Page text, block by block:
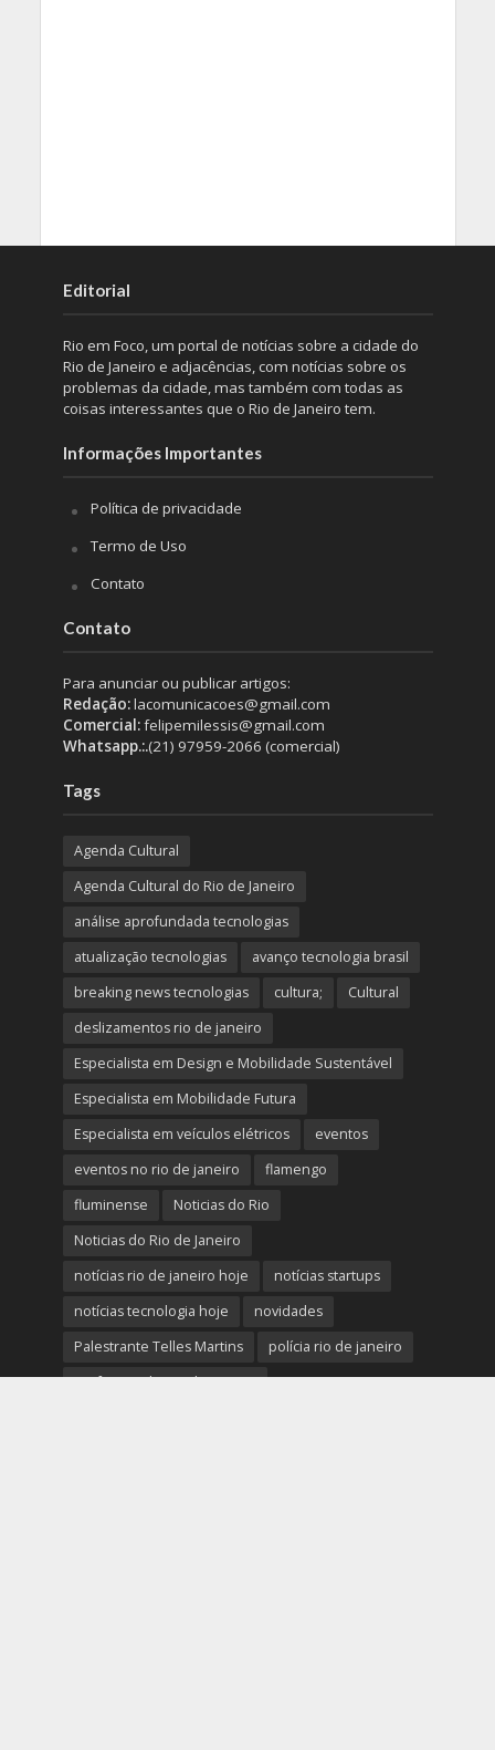
Editorial
Rio em Foco, um portal de notícias sobre a cidade do
Rio de Janeiro e adjacências, com notícias sobre os
problemas da cidade, mas também com todas as
coisas interessantes que o Rio de Janeiro tem.
Informações Importantes
Política de privacidade
Termo de Uso
Contato
Contato
Para anunciar ou publicar artigos:
Redação:lacomunicacoes@gmail.com
Comercial:felipemilessis@gmail.com
Whatsapp.:.(21) 97959-2066 (comercial)
Tags
Agenda Cultural
Agenda Cultural do Rio de Janeiro
análise aprofundada tecnologias
atualização tecnologias
avanço tecnologia brasil
breaking news tecnologias
cultura;
Cultural
deslizamentos rio de janeiro
Especialista em Design e Mobilidade Sustentável
Especialista em Mobilidade Futura
Especialista em veículos elétricos
eventos
eventos no rio de janeiro
flamengo
fluminense
Noticias do Rio
Noticias do Rio de Janeiro
notícias rio de janeiro hoje
notícias startups
notícias tecnologia hoje
novidades
Palestrante Telles Martins
polícia rio de janeiro
Prefeitura do Rio de Janeiro